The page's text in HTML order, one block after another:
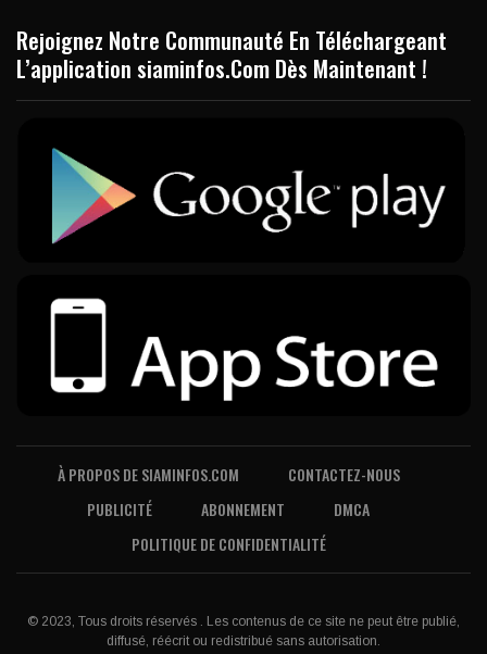
Rejoignez Notre Communauté En Téléchargeant
L’application siaminfos.Com Dès Maintenant !
À PROPOS DE SIAMINFOS.COM
CONTACTEZ-NOUS
PUBLICITÉ
ABONNEMENT
DMCA
POLITIQUE DE CONFIDENTIALITÉ
© 2023, Tous droits réservés . Les contenus de ce site ne peut être publié,
diffusé, réécrit ou redistribué sans autorisation.